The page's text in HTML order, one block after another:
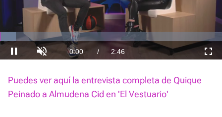
Time
Loaded
El sonido está silenciado, puedes
activarlo desde la barra de control
Puedes ver aquí la entrevista completa de Quique
Peinado a Almudena Cid en 'El Vestuario'